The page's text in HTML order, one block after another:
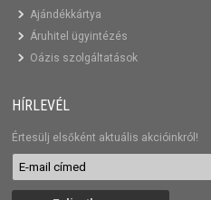
Ajándékkártya
Áruhitel ügyintézés
Oázis szolgáltatások
HÍRLEVÉL
Értesülj elsőként aktuális akcióinkról!